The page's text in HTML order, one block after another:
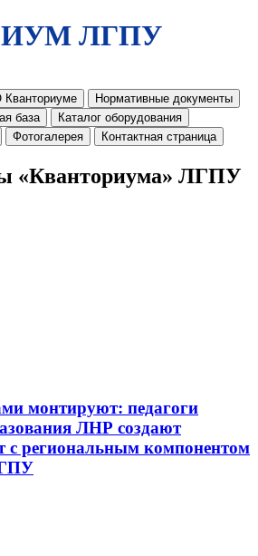
ЛГПУ
Кванториуме
Нормативные документы
база
Каталог оборудования
Фотогалерея Контактная страница
«Кванториума» ЛГПУ
монтируют: педагоги
ЛНР создают
с региональным компонентом